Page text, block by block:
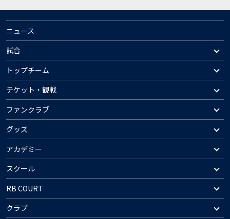
ニュース
試合
トップチーム
チケット・観戦
ファンクラブ
グッズ
アカデミー
スクール
RB COURT
クラブ